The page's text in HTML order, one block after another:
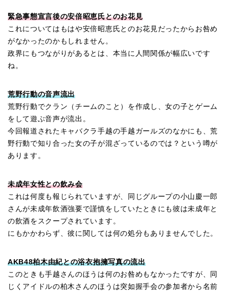
緊急事態宣言後の安倍昭恵氏とのお花見
これについてはもはや安倍昭恵氏とのお花見だったからお咎め
がなかったのかもしれません。
政界にもつながりがあるとは、本当に人間関係が幅広いです
ね。
荒野行動の音声流出
荒野行動でクラン（チームのこと）を作成し、女の子とゲーム
をして遊ぶ音声が流出。
今回報道されたキャバクラ手越の手越ガールズのなかにも、荒
野行動で知り合った女の子が混ざっているのでは？という噂が
あります。
未成年女性との飲み会
これは何度も報じられていますが、同じグループの小山慶一郎
さんが未成年飲酒強要で謹慎をしていたときにも彼は未成年と
の飲酒をスクープされています。
にもかかわらず、彼に関しては何の処分もありませんでした。
AKB48柏木由紀との浴衣抱擁写真の流出
このときも手越さんのほうは何のお咎めもなかったですが、同
じくアイドルの柏木さんのほうは突如握手会の参加者から名前